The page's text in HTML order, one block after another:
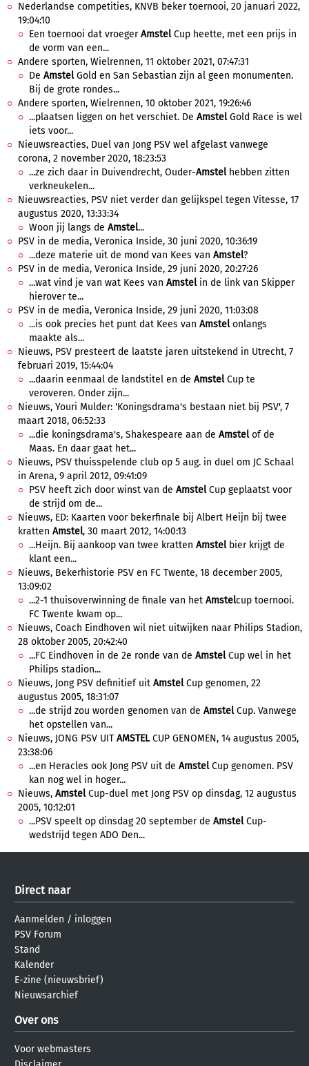
Nederlandse competities, KNVB beker toernooi, 20 januari 2022,
19:04:10
Een toernooi dat vroegerAmstelCup heette, met een prijs in
de vorm van een...
Andere sporten, Wielrennen, 11 oktober 2021, 07:47:31
De AmstelGold en San Sebastian zijn al geen monumenten.
Bij de grote rondes...
Andere sporten, Wielrennen, 10 oktober 2021, 19:26:46
...plaatsen liggen on het verschiet. De AmstelGold Race is wel
iets voor...
Nieuwsreacties, Duel van Jong PSV wel afgelast vanwege
corona, 2 november 2020, 18:23:53
...ze zich daar in Duivendrecht, Ouder-Amstelhebben zitten
verkneukelen...
Nieuwsreacties, PSV niet verder dan gelijkspel tegen Vitesse, 17
augustus 2020, 13:33:34
Woon jij langs de Amstel...
PSV in de media, Veronica Inside, 30 juni 2020, 10:36:19
...deze materie uit de mond van Kees van Amstel?
PSV in de media, Veronica Inside, 29 juni 2020, 20:27:26
...wat vind je van wat Kees van Amstelin de link van Skipper
hierover te...
PSV in de media, Veronica Inside, 29 juni 2020, 11:03:08
...is ook precies het punt dat Kees van Amstelonlangs
maakte als...
Nieuws, PSV presteert de laatste jaren uitstekend in Utrecht, 7
februari 2019, 15:44:04
...daarin eenmaal de landstitel en de AmstelCup te
veroveren. Onder zijn...
Nieuws, Youri Mulder: 'Koningsdrama's bestaan niet bij PSV', 7
maart 2018, 06:52:33
...die koningsdrama's, Shakespeare aan de Amstelof de
Maas. En daar gaat het...
Nieuws, PSV thuisspelende club op 5 aug. in duel om JC Schaal
in Arena, 9 april 2012, 09:41:09
PSV heeft zich door winst van de AmstelCup geplaatst voor
de strijd om de...
Nieuws, ED: Kaarten voor bekerfinale bij Albert Heijn bij twee
kratten Amstel, 30 maart 2012, 14:00:13
...Heijn. Bij aankoop van twee kratten Amstelbier krijgt de
klant een...
Nieuws, Bekerhistorie PSV en FC Twente, 18 december 2005,
13:09:02
...2-1 thuisoverwinning de finale van het Amstelcup toernooi.
FC Twente kwam op...
Nieuws, Coach Eindhoven wil niet uitwijken naar Philips Stadion,
28 oktober 2005, 20:42:40
...FC Eindhoven in de 2e ronde van de AmstelCup wel in het
Philips stadion...
Nieuws, Jong PSV definitief uit AmstelCup genomen, 22
augustus 2005, 18:31:07
...de strijd zou worden genomen van de AmstelCup. Vanwege
het opstellen van...
Nieuws, JONG PSV UIT AMSTELCUP GENOMEN, 14 augustus 2005,
23:38:06
...en Heracles ook Jong PSV uit de AmstelCup genomen. PSV
kan nog wel in hoger...
Nieuws, AmstelCup-duel met Jong PSV op dinsdag, 12 augustus
2005, 10:12:01
...PSV speelt op dinsdag 20 september de AmstelCup-
wedstrijd tegen ADO Den...
Direct naar
Aanmelden / inloggen
PSV Forum
Stand
Kalender
E-zine (nieuwsbrief)
Nieuwsarchief
Over ons
Voor webmasters